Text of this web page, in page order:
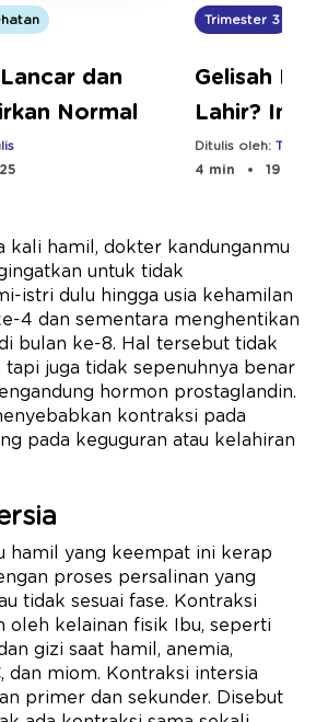
dan
Normal
Trimester 3
Gelisah
Lahir? Ini
Terlambat
Ditulis oleh: Tim
4 min
19 Feb
kali hamil, dokter kandunganmu
untuk tidak
istri dulu hingga usia kehamilan
4 dan sementara menghentikan
bulan ke-8. Hal tersebut tidak
tapi juga tidak sepenuhnya benar
hormon prostaglandin.
kontraksi pada
pada keguguran atau kelahiran
hamil yang keempat ini kerap
proses persalinan yang
tidak sesuai fase. Kontraksi
oleh kelainan fisik Ibu, seperti
gizi saat hamil, anemia,
dan miom. Kontraksi intersia
primer dan sekunder. Disebut